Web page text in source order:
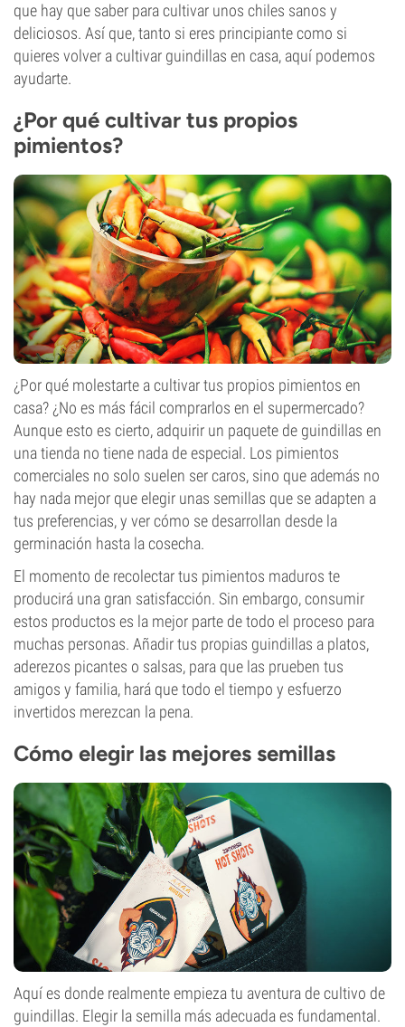
que hay que saber para cultivar unos chiles sanos y
deliciosos. Así que, tanto si eres principiante como si
quieres volver a cultivar guindillas en casa, aquí podemos
ayudarte.
¿Por qué cultivar tus propios
pimientos?
¿Por qué molestarte a cultivar tus propios pimientos en
casa? ¿No es más fácil comprarlos en el supermercado?
Aunque esto es cierto, adquirir un paquete de guindillas en
una tienda no tiene nada de especial. Los pimientos
comerciales no solo suelen ser caros, sino que además no
hay nada mejor que elegir unas semillas que se adapten a
tus preferencias, y ver cómo se desarrollan desde la
germinación hasta la cosecha.
El momento de recolectar tus pimientos maduros te
producirá una gran satisfacción. Sin embargo, consumir
estos productos es la mejor parte de todo el proceso para
muchas personas. Añadir tus propias guindillas a platos,
aderezos picantes o salsas, para que las prueben tus
amigos y familia, hará que todo el tiempo y esfuerzo
invertidos merezcan la pena.
Cómo elegir las mejores semillas
Aquí es donde realmente empieza tu aventura de cultivo de
guindillas. Elegir la semilla más adecuada es fundamental.